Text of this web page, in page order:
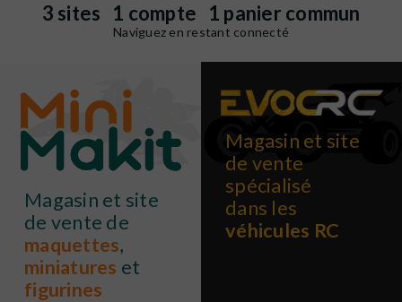
3 sites 1 compte 1 panier commun
Naviguez en restant connecté
Magasin et site
de vente de
maquettes,
miniatures et
figurines
Magasin et site
de vente
spécialisé
dans les
véhicules RC